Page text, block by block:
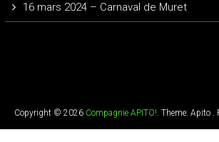
16 mars 2024 – Carnaval de Muret
Copyright © 2026 Compagnie APITO!. Theme: Apito .